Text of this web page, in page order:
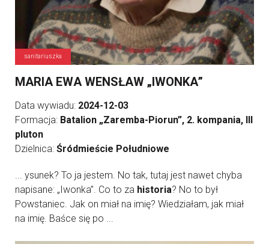
sanitariuszka
MARIA EWA WENSŁAW „IWONKA”
Data wywiadu: 2024-12-03
Formacja: Batalion „Zaremba-Piorun”, 2. kompania, III
pluton
Dzielnica: Śródmieście Południowe
... ysunek? To ja jestem. No tak, tutaj jest nawet chyba
napisane: „Iwonka”. Co to za historia? No to był
Powstaniec. Jak on miał na imię? Wiedziałam, jak miał
na imię. Baśce się po ...